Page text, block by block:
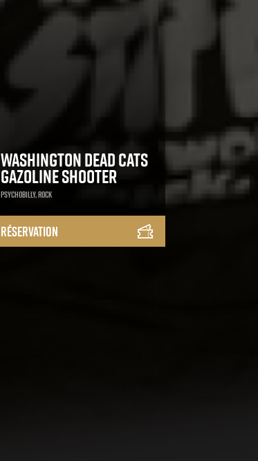
Washington Dead Cats
Gazoline Shooter
Psychobilly, Rock
Réservation